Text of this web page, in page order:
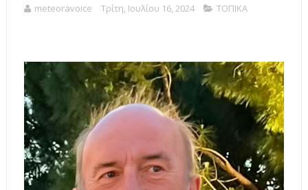
meteoravoice Τρίτη, Ιουλίου 16, 2024 ΤΟΠΙΚΑ